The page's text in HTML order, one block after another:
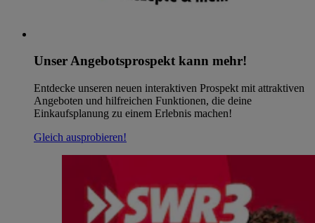
Unser Angebotsprospekt kann mehr!
Entdecke unseren neuen interaktiven Prospekt mit attraktiven
Angeboten und hilfreichen Funktionen, die deine
Einkaufsplanung zu einem Erlebnis machen!
Gleich ausprobieren!